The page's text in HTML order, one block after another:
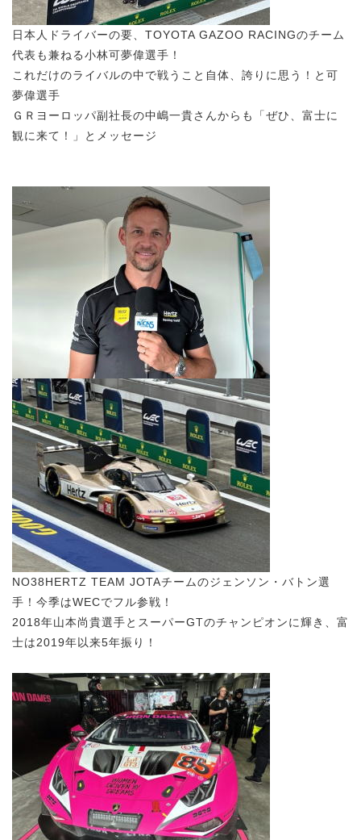
日本人ドライバーの要、TOYOTA GAZOO RACINGのチーム
代表も兼ねる小林可夢偉選手！
これだけのライバルの中で戦うこと自体、誇りに思う！と可
夢偉選手
ＧＲヨーロッパ副社長の中嶋一貴さんからも「ぜひ、富士に
観に来て！」とメッセージ
NO38HERTZ TEAM JOTAチームのジェンソン・バトン選
手！今季はWECでフル参戦！
2018年山本尚貴選手とスーパーGTのチャンピオンに輝き、富
士は2019年以来5年振り！